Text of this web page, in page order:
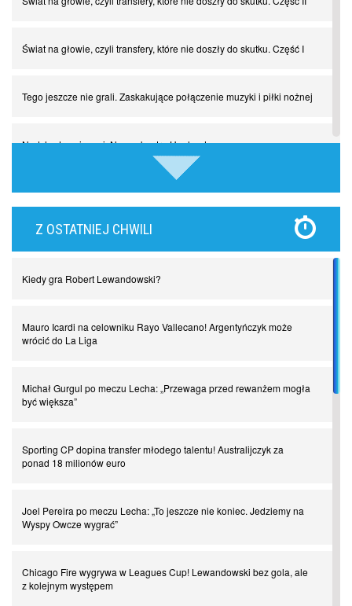
Świat na głowie, czyli transfery, które nie doszły do skutku. Część I
Tego jeszcze nie grali. Zaskakujące połączenie muzyki i piłki nożnej
Nadchodzą giganci. Nunez kontra Haaland
Lewandowski kontra Bayern. Czy wilk będzie syty, a owca cała?
Piłkarz z numerem 47. Phil Foden i inne przypadki
Spadkowicze z Serie A. Komu powiemy ciao?
I love this game! Patrice Evra
Chłopak z pizzerii. Kim był zmarły Mino Raiola?
Manchester United. Czy magik z Holandii odczaruje przeklętą
drużynę?
Z OSTATNIEJ CHWILI
Kiedy gra Robert Lewandowski?
Mauro Icardi na celowniku Rayo Vallecano! Argentyńczyk może
wrócić do La Liga
Michał Gurgul po meczu Lecha: „Przewaga przed rewanżem mogła
być większa”
Sporting CP dopina transfer młodego talentu! Australijczyk za
ponad 18 milionów euro
Joel Pereira po meczu Lecha: „To jeszcze nie koniec. Jedziemy na
Wyspy Owcze wygrać”
Chicago Fire wygrywa w Leagues Cup! Lewandowski bez gola, ale
z kolejnym występem